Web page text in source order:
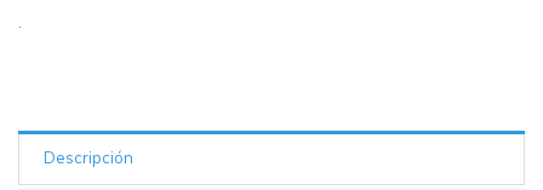
Descripción